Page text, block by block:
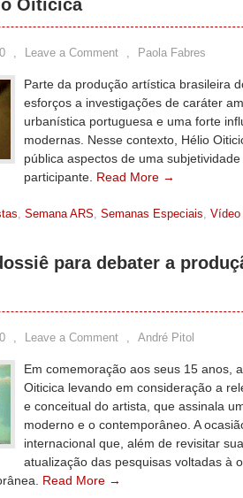
Oiticica
, Leave a Comment , Paola Fabres
Parte da produção artística brasileira
esforços a investigações de caráter
urbanística portuguesa e uma forte
modernas. Nesse contexto, Hélio
pública aspectos de uma
participante. Read More →
, Semana ARS, Semanas Especiais, Vídeo
para debater a
, Leave a Comment , André Pitol
Em comemoração aos seus 15 anos,
Oiticica levando em consideração a
e conceitual do artista, que assinala
moderno e o contemporâneo. A
internacional que, além de revisitar
atualização das pesquisas voltadas à
Read More →